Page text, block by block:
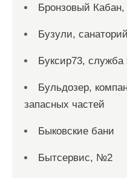
Бронзовый Кабан,
Бузули, санаторий
Буксир73, служба
Бульдозер,
запасных частей
Быковские бани
Бытсервис, №2